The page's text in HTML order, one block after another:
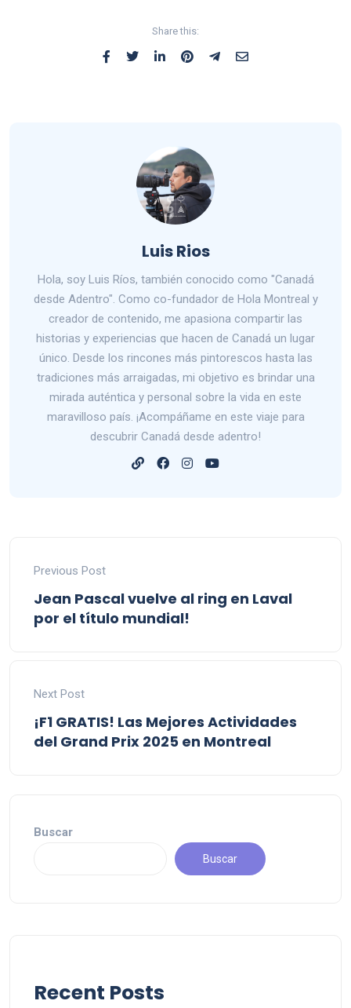
Share this:
Luis Rios
Hola, soy Luis Ríos, también conocido como "Canadá
desde Adentro". Como co-fundador de Hola Montreal y
creador de contenido, me apasiona compartir las
historias y experiencias que hacen de Canadá un lugar
único. Desde los rincones más pintorescos hasta las
tradiciones más arraigadas, mi objetivo es brindar una
mirada auténtica y personal sobre la vida en este
maravilloso país. ¡Acompáñame en este viaje para
descubrir Canadá desde adentro!
Previous Post
Jean Pascal vuelve al ring en Laval
por el título mundial!
Next Post
¡F1 GRATIS! Las Mejores Actividades
del Grand Prix 2025 en Montreal
Buscar
Buscar
Recent Posts